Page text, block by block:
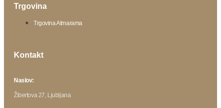
Trgovina
Trgovina Atmarama
Kontakt
Naslov:
Žibertova 27, Ljubljana